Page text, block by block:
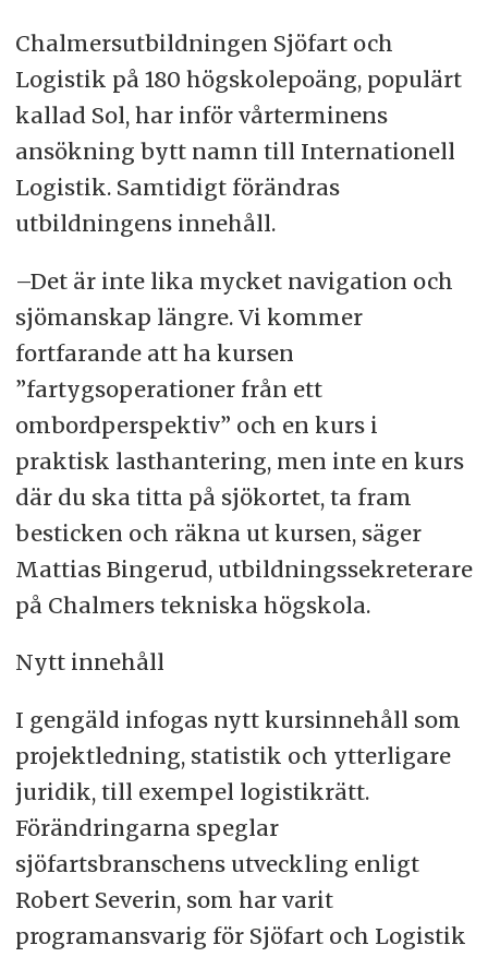
Chalmersutbildningen Sjöfart och
Logistik på 180 högskolepoäng, populärt
kallad Sol, har inför vårterminens
ansökning bytt namn till Internationell
Logistik. Samtidigt förändras
utbildningens innehåll.
–Det är inte lika mycket navigation och
sjömanskap längre. Vi kommer
fortfarande att ha kursen
”fartygsoperationer från ett
ombordperspektiv” och en kurs i
praktisk lasthantering, men inte en kurs
där du ska titta på sjökortet, ta fram
besticken och räkna ut kursen, säger
Mattias Bingerud, utbildningssekreterare
på Chalmers tekniska högskola.
Nytt innehåll
I gengäld infogas nytt kursinnehåll som
projektledning, statistik och ytterligare
juridik, till exempel logistikrätt.
Förändringarna speglar
sjöfartsbranschens utveckling enligt
Robert Severin, som har varit
programansvarig för Sjöfart och Logistik